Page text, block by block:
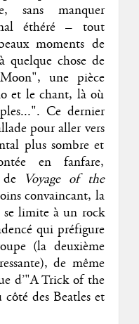
sans manquer
éthéré – tout
moments de
quelque chose de
une pièce
et le chant, là où
Ce dernier
pour aller vers
plus sombre et
en fanfare,
Voyage of the
convaincant, la
se limite à un rock
qui préfigure
(la deuxième
de même
d’"A Trick of the
des Beatles et